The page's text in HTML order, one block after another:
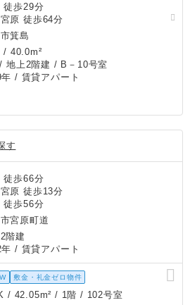
徒歩29分
原 徒歩64分
箕島
/ 40.0m²
地上2階建 / B－10号室
/ 賃貸アパート
す
徒歩66分
原 徒歩13分
徒歩56分
宮原町道
階建
/ 賃貸アパート
敷金・礼金ゼロ物件
/ 42.05m² / 1階 / 102号室